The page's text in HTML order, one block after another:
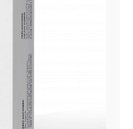
کاهش وزن بدن
کاهش رسوبات چربی
خرید بصورت تک